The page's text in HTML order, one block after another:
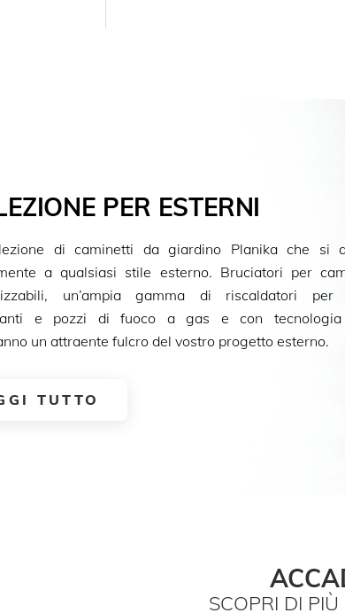
PER ESTERNI
di caminetti da giardino Planika che si
a qualsiasi stile esterno. Bruciatori per
un’ampia gamma di riscaldatori per
e pozzi di fuoco a gas e con tecnologia
un attraente fulcro del vostro progetto esterno.
TUTTO
SCOPRI DI